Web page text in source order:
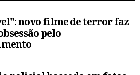
novo filme de terror faz
pelo